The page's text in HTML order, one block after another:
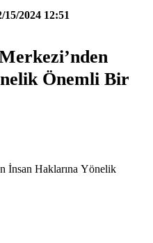
15/2024 12:51
Önemli Bir